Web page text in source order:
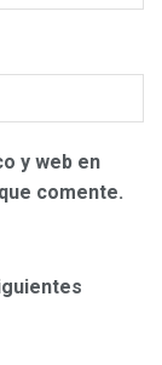
y web en
comente.